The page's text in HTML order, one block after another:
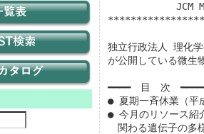
バイオリソース研究センター
実験動物開発室
実験植物開発室
JCMメールニュース 配
JCMメールニュース 配信
JCM
独立行政法人 理化
が公開している微生
━━━━　目　次　
● 夏期一斉休業（平
● 今月のリソース
関わる遺伝子の多